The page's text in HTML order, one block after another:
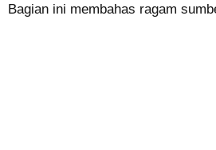
Bagian ini membahas ragam